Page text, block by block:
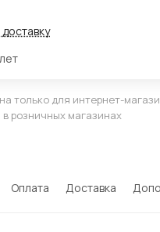
только для интернет-
розничных магазинах
Оплата Доставка